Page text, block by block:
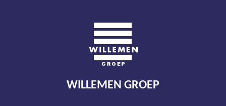
WILLEMEN GROEP